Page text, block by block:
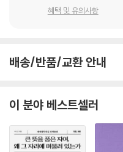
라 화엄사상이 대를 이어 펼쳐
후기에는 이를 「법성게」라는
혜택 및 유의사항
배송/반품/교환 안내
이 분야 베스트셀러